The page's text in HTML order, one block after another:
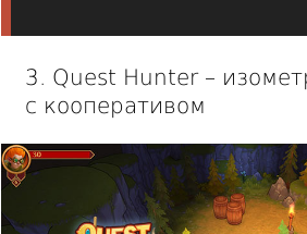
3. Quest Hunter –
с кооперативом